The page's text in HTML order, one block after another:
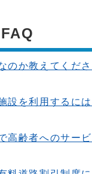
のか教えてくだ
設を利用するに
高齢者へのサー